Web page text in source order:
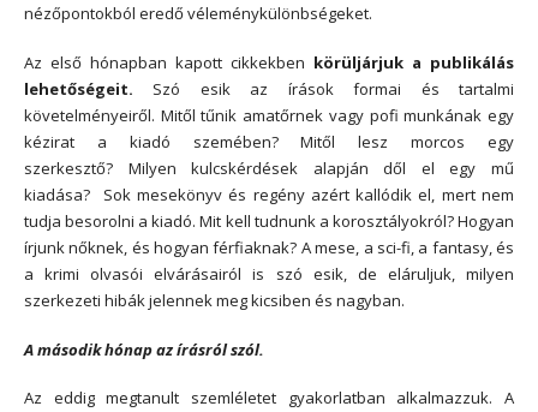
nézőpontokból eredő véleménykülönbségeket.
Az első hónapban kapott cikkekben körüljárjuk a publikálás
lehetőségeit. Szó esik az írások formai és tartalmi
követelményeiről. Mitől tűnik amatőrnek vagy pofi munkának egy
kézirat a kiadó szemében? Mitől lesz morcos egy
szerkesztő? Milyen kulcskérdések alapján dől el egy mű
kiadása? Sok mesekönyv és regény azért kallódik el, mert nem
tudja besorolni a kiadó. Mit kell tudnunk a korosztályokról? Hogyan
írjunk nőknek, és hogyan férfiaknak? A mese, a sci-fi, a fantasy, és
a krimi olvasói elvárásairól is szó esik, de eláruljuk, milyen
szerkezeti hibák jelennek meg kicsiben és nagyban.
A második hónap az írásról szól.
Az eddig megtanult szemléletet gyakorlatban alkalmazzuk. A